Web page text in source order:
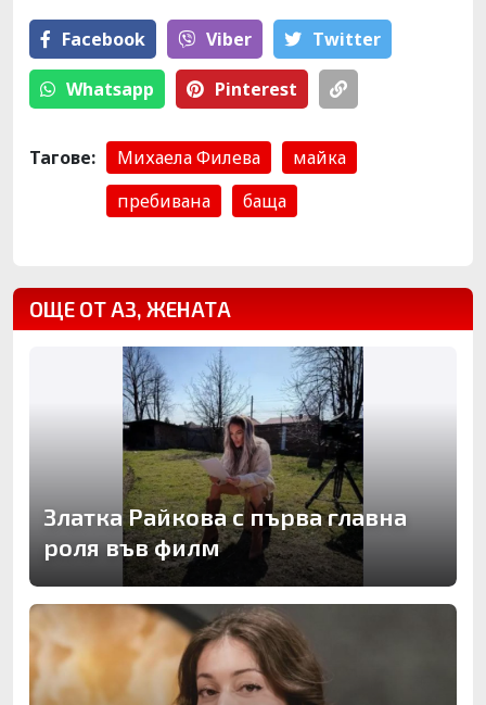
Facebook Viber Тwitter
Whatsapp Pinterest
Тагове: Михаела Филева
майка
пребивана
баща
ОЩЕ ОТ АЗ, ЖЕНАТА
Златка Райкова с първа главна
роля във филм